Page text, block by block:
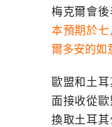
梅克爾會後
本預期於
爾多安的如
歐盟和土
面接收從
換取土耳